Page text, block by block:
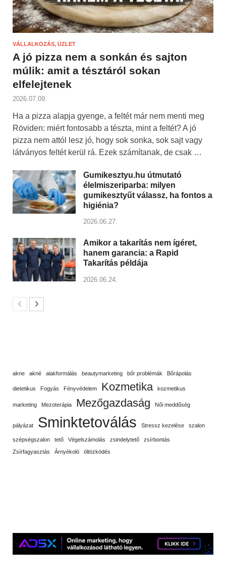
VÁLLALKOZÁS, ÜZLET
A jó pizza nem a sonkán és sajton
múlik: amit a tésztáról sokan
elfelejtenek
2026.07.09.
Ha a pizza alapja gyenge, a feltét már nem menti meg
Röviden: miért fontosabb a tészta, mint a feltét? A jó
pizza nem attól lesz jó, hogy sok sonka, sok sajt vagy
látványos feltét kerül rá. Ezek számítanak, de csak …
Gumikesztyu.hu útmutató
élelmiszeriparba: milyen
gumikesztyűt válassz, ha fontos a
higiénia?
2026.06.27.
Amikor a takarítás nem ígéret,
hanem garancia: a Rapid
Takarítás példája
2026.06.24.
akne akné alakformálás beautymarketing bőr problémák Bőrápolás
dietetikus Fogyás Fényvédelem Kozmetika kozmetikus
marketing Mezoterápia Mezőgazdaság Női meddőség
pályázat Sminktetoválás Stressz kezelése szalon
szépségszalon tető Végelszámolás zsindelytető
zsírbontás
Zsírfagyasztás
Árnyékoló öltözködés